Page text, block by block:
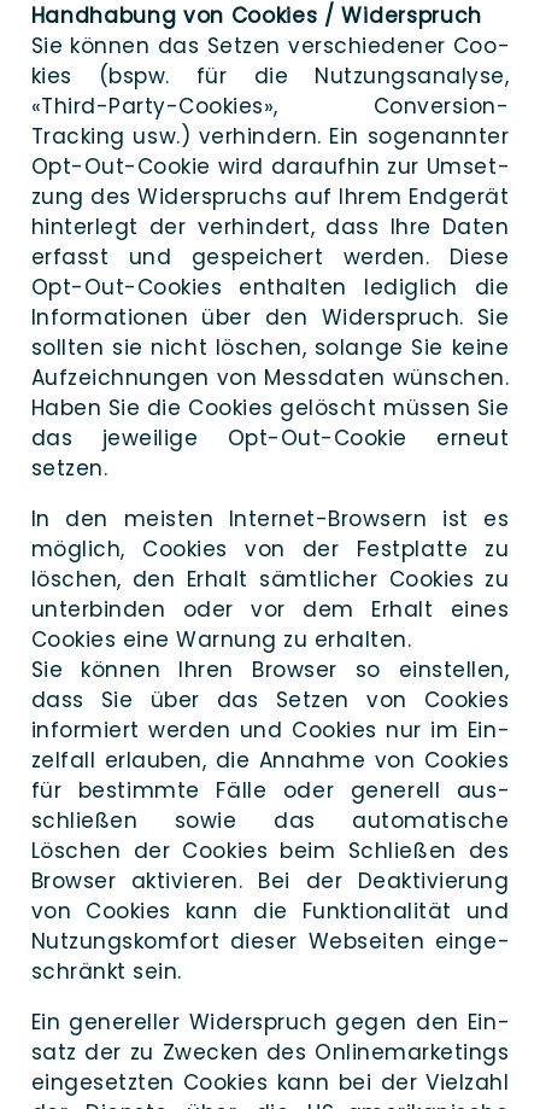
Hand­ha­bung von Coo­kies / Widerspruch
Sie kön­nen das Set­zen ver­schie­de­ner Coo­
kies (bspw. für die Nut­zungs­ana­ly­se,
«Third-Par­­ty-Coo­­kies», Con­­ver­­­si­on-
Tracking usw.) ver­hindern. Ein so­genannter
Opt-Out-Coo­­kie wird darauf­hin zur Umset­
zung des Wider­spruchs auf Ihrem End­gerät
hinter­legt der ver­hindert, dass Ihre Daten
er­fasst und ge­speichert wer­den. Die­se
Opt-Out-Coo­­kies ent­hal­ten ledig­lich die
Infor­ma­tio­nen über den Wider­spruch. Sie
soll­ten sie nicht löschen, solan­ge Sie kei­ne
Auf­zeichnungen von Mess­daten wün­schen.
Haben Sie die Coo­kies ge­löscht müs­sen Sie
das jewei­li­ge Opt-Out-Coo­­kie erneut
setzen.
In den meis­ten Inter­­net-Bro­w­­sern ist es
mög­lich, Coo­kies von der Fest­platte zu
löschen, den Er­halt sämt­li­cher Coo­kies zu
unter­binden oder vor dem Er­halt eines
Coo­kies eine War­nung zu erhalten.
Sie kön­nen Ihren Brow­ser so ein­stel­len,
dass Sie über das Set­zen von Coo­kies
infor­miert wer­den und Coo­kies nur im Ein­
zel­fall erlau­ben, die Annah­me von Coo­kies
für bestimm­te Fäl­le oder gene­rell aus­
schlie­ßen sowie das auto­ma­ti­sche
Löschen der Coo­kies beim Schlie­ßen des
Brow­ser akti­vie­ren. Bei der Deak­ti­vie­rung
von Coo­kies kann die Funk­tio­na­li­tät und
Nut­zungs­kom­fort die­ser Web­sei­ten ein­ge­
schränkt sein.
Ein gene­rel­ler Wider­spruch gegen den Ein­
satz der zu Zwe­cken des Online­marketings
ein­ge­setzten Coo­kies kann bei der Viel­zahl